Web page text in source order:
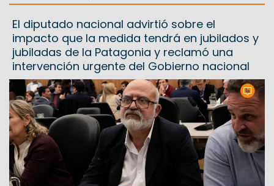
El diputado nacional advirtió sobre el
impacto que la medida tendrá en jubilados y
jubiladas de la Patagonia y reclamó una
intervención urgente del Gobierno nacional